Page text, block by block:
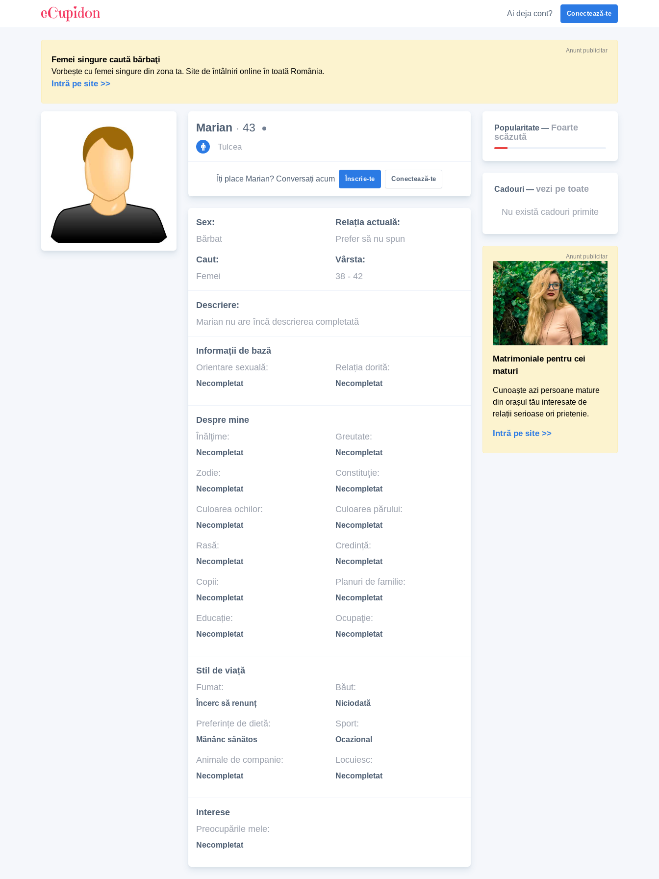
Ai deja cont? Conectează-te
Anunt publicitar
Femei singure caută bărbaţi
Vorbește cu femei singure din zona ta. Site de întâlniri online în toată România.
Intră pe site >>
Marian · 43
Tulcea
Îți place Marian? Conversați acum Înscrie-te Conectează-te
Sex:
Bărbat
Relația actuală:
Prefer să nu spun
Caut:
Femei
Vârsta:
38 - 42
Descriere:
Marian nu are încă descrierea completată
Informații de bază
Orientare sexuală:
Necompletat
Relația dorită:
Necompletat
Despre mine
Înălţime:
Necompletat
Greutate:
Necompletat
Zodie:
Necompletat
Constituţie:
Necompletat
Culoarea ochilor:
Necompletat
Culoarea părului:
Necompletat
Rasă:
Necompletat
Credință:
Necompletat
Copii:
Necompletat
Planuri de familie:
Necompletat
Educație:
Necompletat
Ocupaţie:
Necompletat
Stil de viață
Fumat:
Încerc să renunț
Băut:
Niciodată
Preferințe de dietă:
Mănânc sănătos
Sport:
Ocazional
Animale de companie:
Necompletat
Locuiesc:
Necompletat
Interese
Preocupările mele:
Necompletat
Popularitate — Foarte
scăzută
Cadouri — vezi pe toate
Nu există cadouri primite
Anunt publicitar
Matrimoniale pentru cei
maturi
Cunoaște azi persoane mature
din orașul tău interesate de
relații serioase ori prietenie.
Intră pe site >>